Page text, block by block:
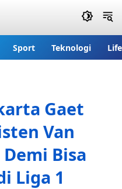
Sport Teknologi
Gaet
Van
Bisa
Liga 1